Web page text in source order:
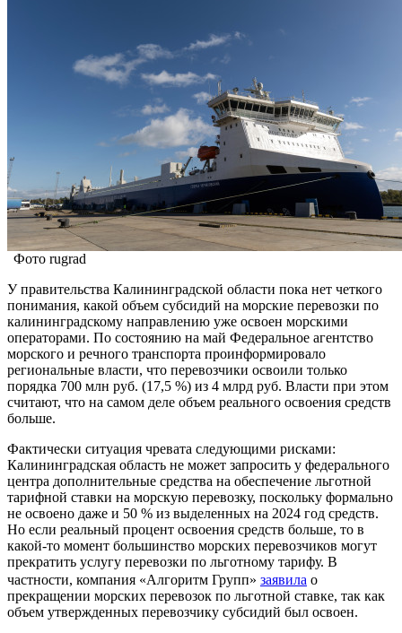
Фото rugrad
У правительства Калининградской области пока нет четкого
понимания, какой объем субсидий на морские перевозки по
калининградскому направлению уже освоен морскими
операторами. По состоянию на май Федеральное агентство
морского и речного транспорта проинформировало
региональные власти, что перевозчики освоили только
порядка 700 млн руб. (17,5 %) из 4 млрд руб. Власти при этом
считают, что на самом деле объем реального освоения средств
больше.
Фактически ситуация чревата следующими рисками:
Калининградская область не может запросить у федерального
центра дополнительные средства на обеспечение льготной
тарифной ставки на морскую перевозку, поскольку формально
не освоено даже и 50 % из выделенных на 2024 год средств.
Но если реальный процент освоения средств больше, то в
какой-то момент большинство морских перевозчиков могут
прекратить услугу перевозки по льготному тарифу. В
частности, компания «Алгоритм Групп» заявила о
прекращении морских перевозок по льготной ставке, так как
объем утвержденных перевозчику субсидий был освоен.